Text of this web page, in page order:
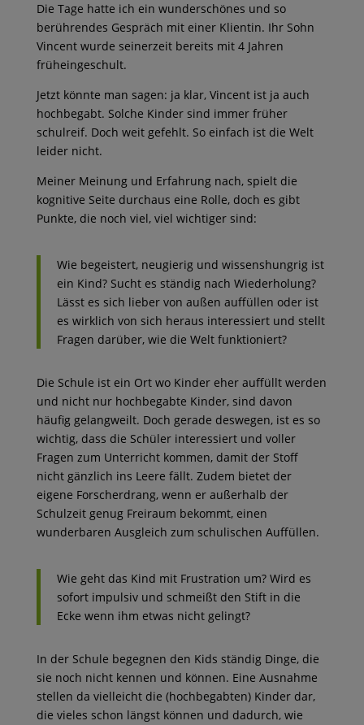
Die Tage hatte ich ein wunderschönes und so
berührendes Gespräch mit einer Klientin. Ihr Sohn
Vincent wurde seinerzeit bereits mit 4 Jahren
früheingeschult.
Jetzt könnte man sagen: ja klar, Vincent ist ja auch
hochbegabt. Solche Kinder sind immer früher
schulreif. Doch weit gefehlt. So einfach ist die Welt
leider nicht.
Meiner Meinung und Erfahrung nach, spielt die
kognitive Seite durchaus eine Rolle, doch es gibt
Punkte, die noch viel, viel wichtiger sind:
Wie begeistert, neugierig und wissenshungrig ist
ein Kind? Sucht es ständig nach Wiederholung?
Lässt es sich lieber von außen auffüllen oder ist
es wirklich von sich heraus interessiert und stellt
Fragen darüber, wie die Welt funktioniert?
Die Schule ist ein Ort wo Kinder eher auffüllt werden
und nicht nur hochbegabte Kinder, sind davon
häufig gelangweilt. Doch gerade deswegen, ist es so
wichtig, dass die Schüler interessiert und voller
Fragen zum Unterricht kommen, damit der Stoff
nicht gänzlich ins Leere fällt. Zudem bietet der
eigene Forscherdrang, wenn er außerhalb der
Schulzeit genug Freiraum bekommt, einen
wunderbaren Ausgleich zum schulischen Auffüllen.
Wie geht das Kind mit Frustration um? Wird es
sofort impulsiv und schmeißt den Stift in die
Ecke wenn ihm etwas nicht gelingt?
In der Schule begegnen den Kids ständig Dinge, die
sie noch nicht kennen und können. Eine Ausnahme
stellen da vielleicht die (hochbegabten) Kinder dar,
die vieles schon längst können und dadurch, wie